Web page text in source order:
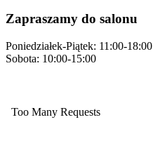
Zapraszamy do salonu
Poniedziałek-Piątek: 11:00-18:00
Sobota: 10:00-15:00